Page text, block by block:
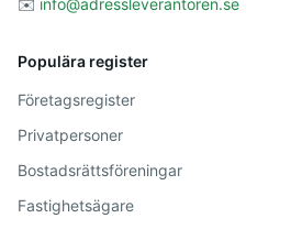
✉️ info@adressleverantoren.se
Populära register
Företagsregister
Privatpersoner
Bostadsrättsföreningar
Fastighetsägare